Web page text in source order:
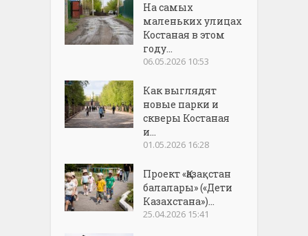
На самых
маленьких улицах
Костаная в этом
году...
06.05.2026 10:53
Как выглядят
новые парки и
скверы Костаная
и...
01.05.2026 16:28
Проект «Қазақстан
балалары» («Дети
Казахстана»)...
25.04.2026 15:41